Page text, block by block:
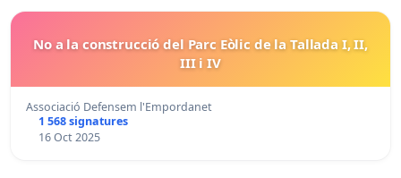
No a la construcció del Parc Eòlic de la Tallada I, II,
III i IV
Associació Defensem l'Empordanet
1 568 signatures
16 Oct 2025